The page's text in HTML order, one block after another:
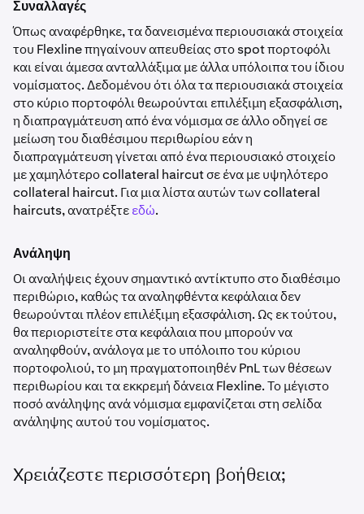
Συναλλαγές
Όπως αναφέρθηκε, τα δανεισμένα περιουσιακά στοιχεία
του Flexline πηγαίνουν απευθείας στο spot πορτοφόλι
και είναι άμεσα ανταλλάξιμα με άλλα υπόλοιπα του ίδιου
νομίσματος. Δεδομένου ότι όλα τα περιουσιακά στοιχεία
στο κύριο πορτοφόλι θεωρούνται επιλέξιμη εξασφάλιση,
η διαπραγμάτευση από ένα νόμισμα σε άλλο οδηγεί σε
μείωση του διαθέσιμου περιθωρίου εάν η
διαπραγμάτευση γίνεται από ένα περιουσιακό στοιχείο
με χαμηλότερο collateral haircut σε ένα με υψηλότερο
collateral haircut. Για μια λίστα αυτών των collateral
haircuts, ανατρέξτεεδώ.
Ανάληψη
Οι αναλήψεις έχουν σημαντικό αντίκτυπο στο διαθέσιμο
περιθώριο, καθώς τα αναληφθέντα κεφάλαια δεν
θεωρούνται πλέον επιλέξιμη εξασφάλιση. Ως εκ τούτου,
θα περιοριστείτε στα κεφάλαια που μπορούν να
αναληφθούν, ανάλογα με το υπόλοιπο του κύριου
πορτοφολιού, το μη πραγματοποιηθέν PnL των θέσεων
περιθωρίου και τα εκκρεμή δάνεια Flexline. Το μέγιστο
ποσό ανάληψης ανά νόμισμα εμφανίζεται στη σελίδα
ανάληψης αυτού του νομίσματος.
Χρειάζεστε περισσότερη βοήθεια;